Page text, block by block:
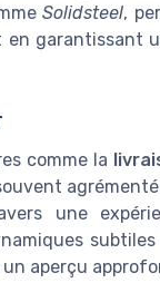
Solidsteel,
garantissant
comme la
une
aperçu